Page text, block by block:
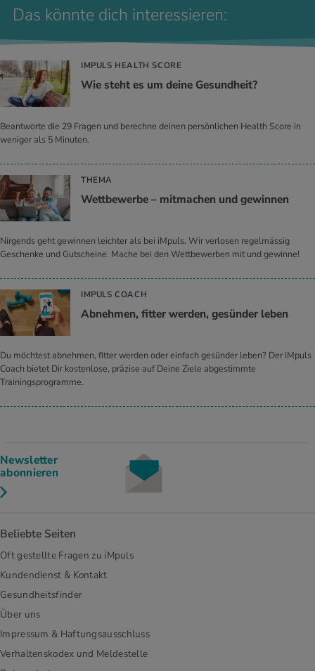
Das könnte dich interessieren:
IMPULS HEALTH SCORE
Wie steht es um deine Ge­sund­heit?
Beantworte die 29 Fragen und berechne deinen persönlichen Health Score in
weniger als 5 Minuten.
THEMA
Wett­be­wer­be – mit­ma­chen und ge­win­nen
Nirgends geht gewinnen leichter als bei iMpuls. Wir verlosen regelmässig
Geschenke und Gutscheine. Mache bei den Wettbewerben mit und gewinne!
IMPULS COACH
Ab­neh­men, fit­ter wer­den, ge­sün­der leben
Du möchtest abnehmen, fitter werden oder einfach gesünder leben? Der iMpuls
Coach bietet Dir kostenlose, präzise auf Deine Ziele abgestimmte
Trainingsprogramme.
Newsletter
abonnieren
Beliebte Seiten
Oft gestellte Fragen zu iMpuls
Kundendienst & Kontakt
Gesundheitsfinder
Über uns
Impressum & Haftungsausschluss
Verhaltenskodex und Meldestelle